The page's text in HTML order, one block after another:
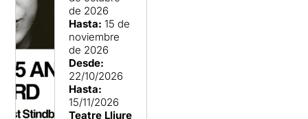
de 2026
Hasta: 15 de
noviembre
de 2026
Desde:
22/10/2026
Hasta:
15/11/2026
Teatre Lliure